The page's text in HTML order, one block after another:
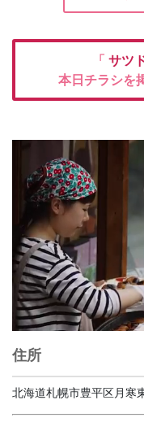
「 サツ
本日チラシを
住所
北海道札幌市豊平区月寒